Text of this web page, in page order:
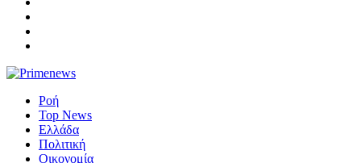
Ροή
Top News
Ελλάδα
Πολιτική
Οικονομία